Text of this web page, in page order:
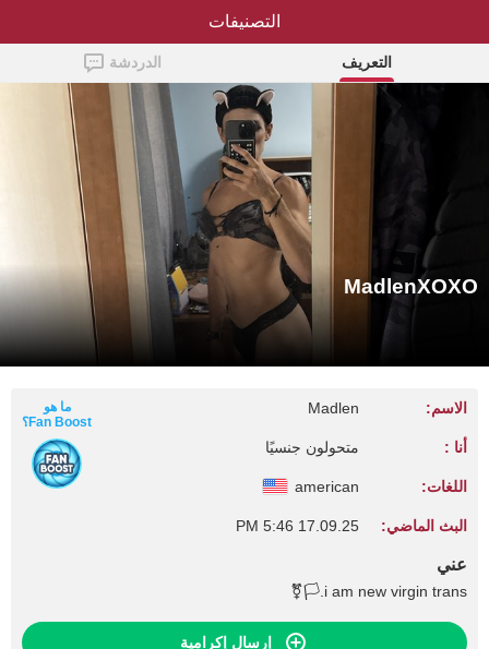
MadlenXOXO
التعريف الدردشة
MadlenXOXO
الاسم: Madlen
أنا : متحولون جنسيًا
اللغات: american
البث الماضي: 17.09.25 5:46 PM
ما هو
Fan Boost؟
عني
i am new virgin trans.🏳️‍⚧️
إرسال إكرامية
التصنيفات